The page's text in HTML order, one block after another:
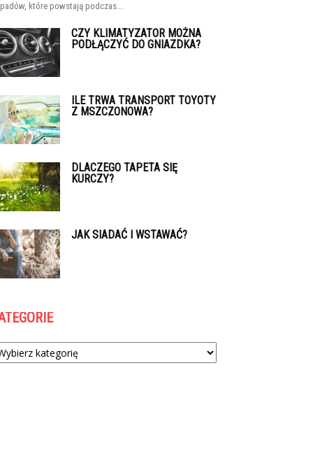
które powstają podczas...
CZY KLIMATYZATOR MOŻNA
PODŁĄCZYĆ DO GNIAZDKA?
ILE TRWA TRANSPORT TOYOTY
Z MSZCZONOWA?
DLACZEGO TAPETA SIĘ
KURCZY?
JAK SIADAĆ I WSTAWAĆ?